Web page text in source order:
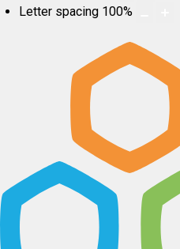
Letter spacing 100%